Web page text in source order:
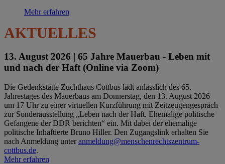
Mehr erfahren
AKTUELLES
13. August 2026 | 65 Jahre Mauerbau - Leben mit
und nach der Haft (Online via Zoom)
Die Gedenkstätte Zuchthaus Cottbus lädt anlässlich des 65.
Jahrestages des Mauerbaus am Donnerstag, den 13. August 2026
um 17 Uhr zu einer virtuellen Kurzführung mit Zeitzeugengespräch
zur Sonderausstellung „Leben nach der Haft. Ehemalige politische
Gefangene der DDR berichten“ ein. Mit dabei der ehemalige
politische Inhaftierte Bruno Hiller. Den Zugangslink erhalten Sie
nach Anmeldung unteranmeldung@menschenrechtszentrum-
cottbus.de.
Mehr erfahren